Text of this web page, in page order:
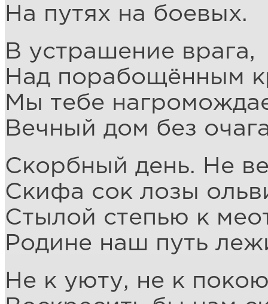
На путях на боевых.
В устрашение врага,
Над порабощённым
Мы тебе
Вечный дом без
Скорбный день. Не
Скифа сок лозы
Стылой степью к
Родине наш путь
Не к уюту, не к